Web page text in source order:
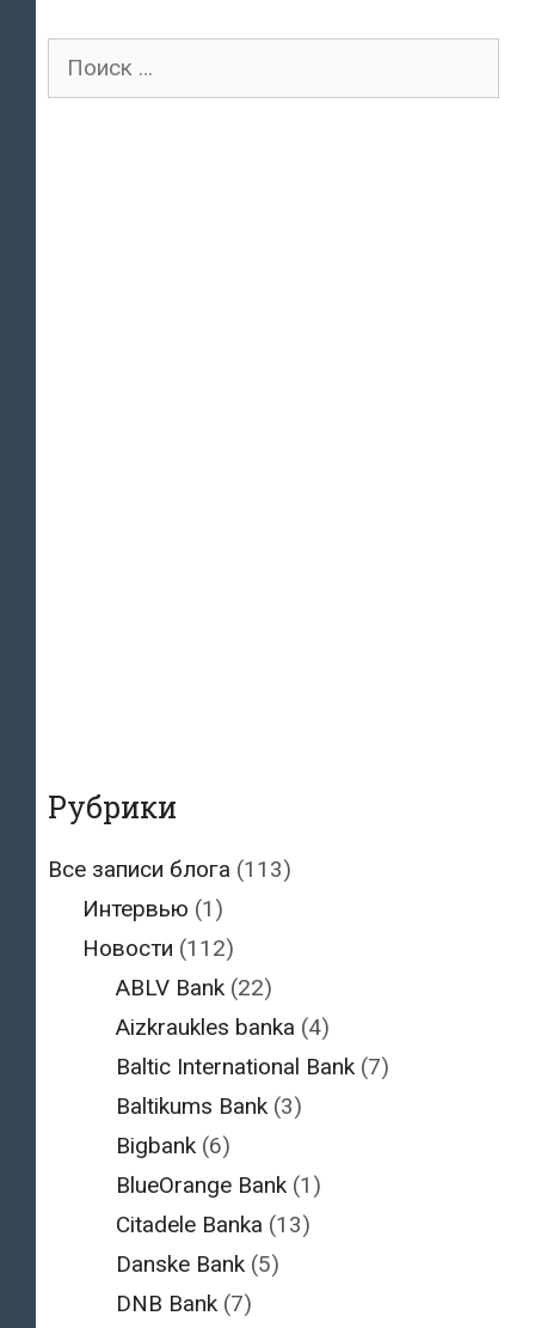
Поиск
Рубрики
Все записи блога (113)
Интервью (1)
Новости (112)
ABLV Bank (22)
Aizkraukles banka (4)
Baltic International Bank (7)
Baltikums Bank (3)
Bigbank (6)
BlueOrange Bank (1)
Citadele Banka (13)
Danske Bank (5)
DNB Bank (7)